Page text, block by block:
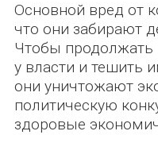
Основной вред от
что они забирают
Чтобы продолжать
у власти и тешить
они уничтожают
политическую
здоровые